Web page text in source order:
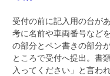
受付の前に記入用の台が
考に名前や車両番号など
の部分とペン書きの部分
ところで受付へ提出。書
入ってください」と言わ